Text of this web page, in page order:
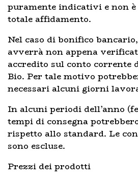
puramente indicativi e non
totale affidamento.
Nel caso di bonifico
avverrà non appena
accredito sul conto
Bio. Per tale motivo
necessari alcuni giorni
In alcuni periodi dell’anno
tempi di consegna
rispetto allo standard. Le
sono escluse.
Prezzi dei prodotti